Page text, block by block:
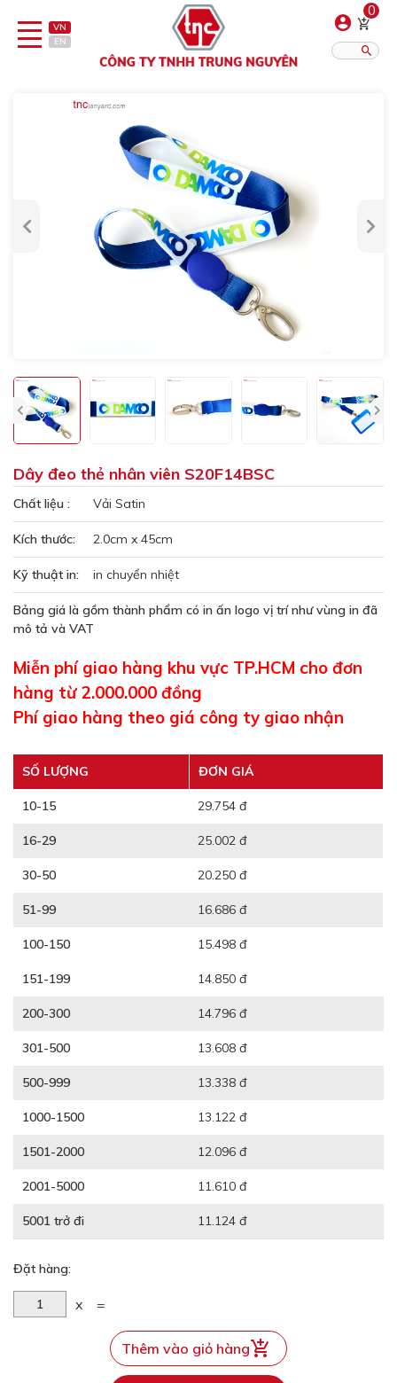
VN
EN
0
Dây đeo thẻ nhân viên S20F14BSC
Chất liệu : Vải Satin
Kích thước: 2.0cm x 45cm
Kỹ thuật in: in chuyển nhiệt
Bảng giá là gồm thành phẩm có in ấn logo vị trí như vùng in đã
mô tả và VAT
Miễn phí giao hàng khu vực TP.HCM cho đơn
hàng từ 2.000.000 đồng
Phí giao hàng theo giá công ty giao nhận
SỐ LƯỢNG ĐƠN GIÁ
10-15 29.754 đ
16-29 25.002 đ
30-50 20.250 đ
51-99 16.686 đ
100-150 15.498 đ
151-199 14.850 đ
200-300 14.796 đ
301-500 13.608 đ
500-999 13.338 đ
1000-1500 13.122 đ
1501-2000 12.096 đ
2001-5000 11.610 đ
5001 trở đi 11.124 đ
Đặt hàng:
x =
Thêm vào giỏ hàng